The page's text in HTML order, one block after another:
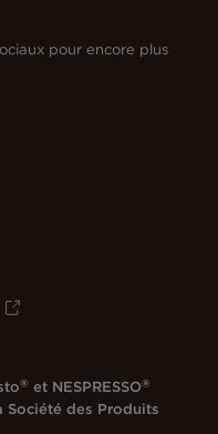
pour encore plus
® et NESPRESSO®
Société des Produits